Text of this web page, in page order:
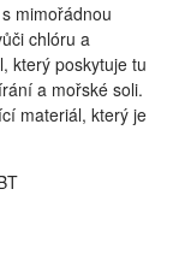
mimořádnou
chlóru a
který poskytuje tu
a mořské soli.
materiál, který je